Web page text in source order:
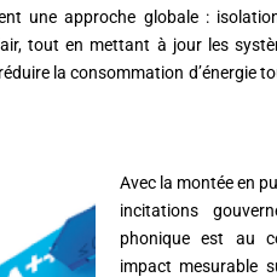
une approche globale :
tout en mettant à jour les
la consommation d’énergie
Avec la montée en
incitations
phonique est au
impact mesurable